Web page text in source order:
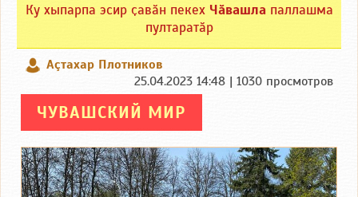
Ку хыпарпа эсир ҫавӑн пекех Чӑвашла паллашма
пултаратӑр
Аçтахар Плотников
25.04.2023 14:48 | 1030 просмотров
ЧУВАШСКИЙ МИР